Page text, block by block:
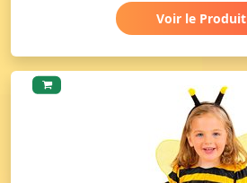
Voir le Produit